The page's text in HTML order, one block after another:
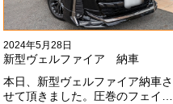
2024年5月28日
新型ヴェルファイア 納車
本日、新型ヴェルファイア納車さ
せて頂きました。圧巻のフェイス